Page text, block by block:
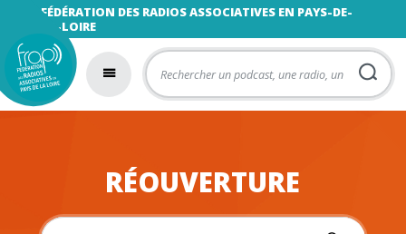
FÉDÉRATION DES RADIOS ASSOCIATIVES EN PAYS-DE-
LA-LOIRE
RÉOUVERTURE